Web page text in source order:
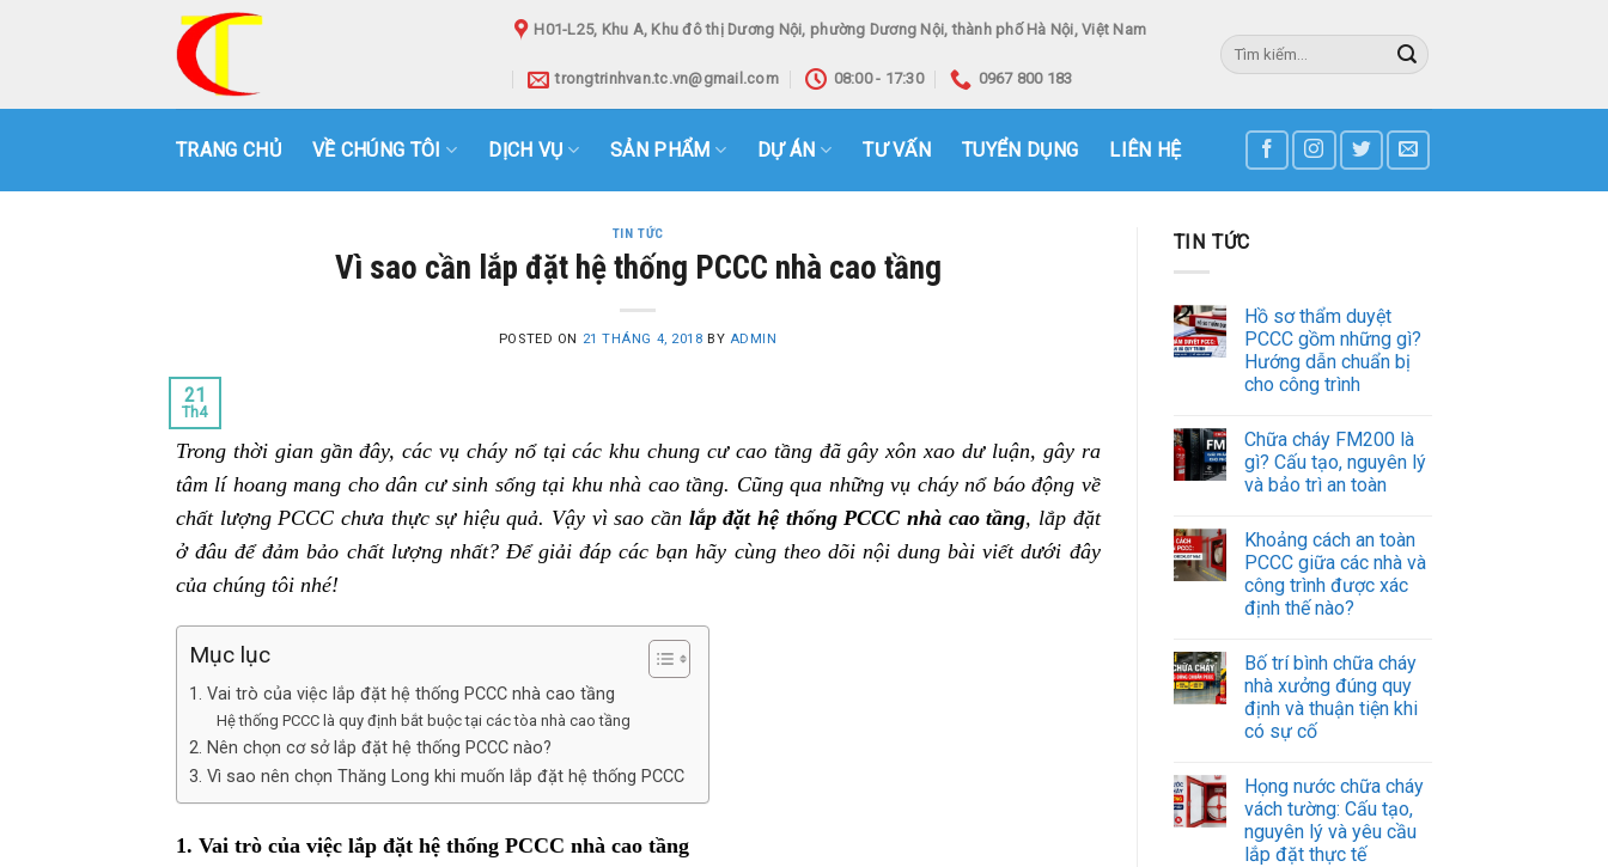
H01-L25, Khu A, Khu đô thị Dương Nội, phường Dương Nội, thành phố Hà Nội, Việt Nam
trongtrinhvan.tc.vn@gmail.com 08:00 - 17:30 0967 800 183
Tìm
kiếm:
TRANG CHỦ VỀ CHÚNG TÔI DỊCH VỤ SẢN PHẨM DỰ ÁN TƯ VẤN TUYỂN DỤNG LIÊN HỆ
TIN TỨC
Vì sao cần lắp đặt hệ thống PCCC nhà cao tầng
POSTED ON 21 THÁNG 4, 2018 BY ADMIN
21
Th4
Trong thời gian gần đây, các vụ cháy nổ tại các khu chung cư cao tầng đã gây xôn xao dư luận, gây ra
tâm lí hoang mang cho dân cư sinh sống tại khu nhà cao tầng. Cũng qua những vụ cháy nổ báo động về
chất lượng PCCC chưa thực sự hiệu quả. Vậy vì sao cần lắp đặt hệ thống PCCC nhà cao tầng, lắp đặt
ở đâu để đảm bảo chất lượng nhất? Để giải đáp các bạn hãy cùng theo dõi nội dung bài viết dưới đây
của chúng tôi nhé!
Mục lục
1. Vai trò của việc lắp đặt hệ thống PCCC nhà cao tầng
Hệ thống PCCC là quy định bắt buộc tại các tòa nhà cao tầng
2. Nên chọn cơ sở lắp đặt hệ thống PCCC nào?
3. Vì sao nên chọn Thăng Long khi muốn lắp đặt hệ thống PCCC
1. Vai trò của việc lắp đặt hệ thống PCCC nhà cao tầng
TIN TỨC
Hồ sơ thẩm duyệt
PCCC gồm những gì?
Hướng dẫn chuẩn bị
cho công trình
Chữa cháy FM200 là
gì? Cấu tạo, nguyên lý
và bảo trì an toàn
Khoảng cách an toàn
PCCC giữa các nhà và
công trình được xác
định thế nào?
Bố trí bình chữa cháy
nhà xưởng đúng quy
định và thuận tiện khi
có sự cố
Họng nước chữa cháy
vách tường: Cấu tạo,
nguyên lý và yêu cầu
lắp đặt thực tế